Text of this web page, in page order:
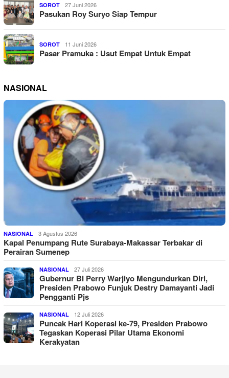
SOROT 27 Juni 2026
Pasukan Roy Suryo Siap Tempur
SOROT 11 Juni 2026
Pasar Pramuka : Usut Empat Untuk Empat
NASIONAL
NASIONAL 3 Agustus 2026
Kapal Penumpang Rute Surabaya-Makassar Terbakar di
Perairan Sumenep
NASIONAL 27 Juli 2026
Gubernur BI Perry Warjiyo Mengundurkan Diri,
Presiden Prabowo Funjuk Destry Damayanti Jadi
Pengganti Pjs
NASIONAL 12 Juli 2026
Puncak Hari Koperasi ke-79, Presiden Prabowo
Tegaskan Koperasi Pilar Utama Ekonomi
Kerakyatan